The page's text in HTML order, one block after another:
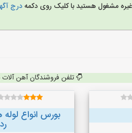
مشغول هستید با کلیک روی دکمهدرج
تلفن فروشندگان آهن
بورس انواع